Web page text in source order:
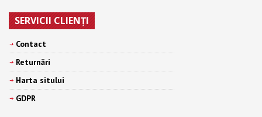
SERVICII CLIENŢI
Contact
Returnări
Harta sitului
GDPR